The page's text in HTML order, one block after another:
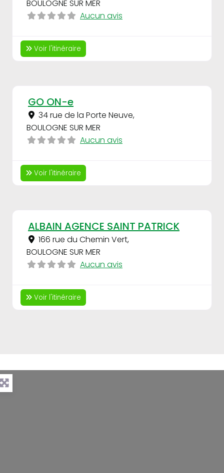
BOULOGNE SUR MER
Aucun avis
Voir l'itinéraire
GO ON-e
34 rue de la Porte Neuve,
BOULOGNE SUR MER
Aucun avis
Voir l'itinéraire
ALBAIN AGENCE SAINT PATRICK
166 rue du Chemin Vert,
BOULOGNE SUR MER
Aucun avis
Voir l'itinéraire